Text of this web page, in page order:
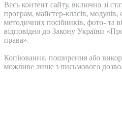
Весь контент сайту, включно зі
програм, майстер-класів, модулів,
методичних посібників, фото- та
відповідно до Закону України
права».
Копіювання, поширення або
можливе лише з письмового